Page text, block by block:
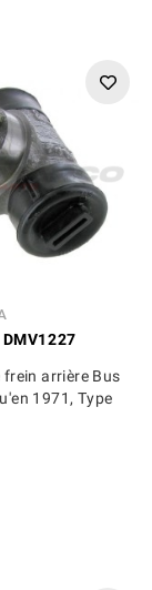
DMV1227
frein arrière Bus
1971, Type